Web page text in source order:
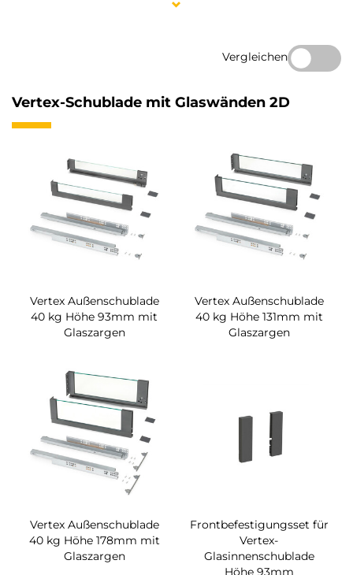
Vergleichen
Vertex-Schublade mit Glaswänden 2D
Vertex Außenschublade
40 kg Höhe 93mm mit
Glaszargen
Vertex Außenschublade
40 kg Höhe 131mm mit
Glaszargen
Vertex Außenschublade
40 kg Höhe 178mm mit
Glaszargen
Frontbefestigungsset für
Vertex-
Glasinnenschublade
Höhe 93mm